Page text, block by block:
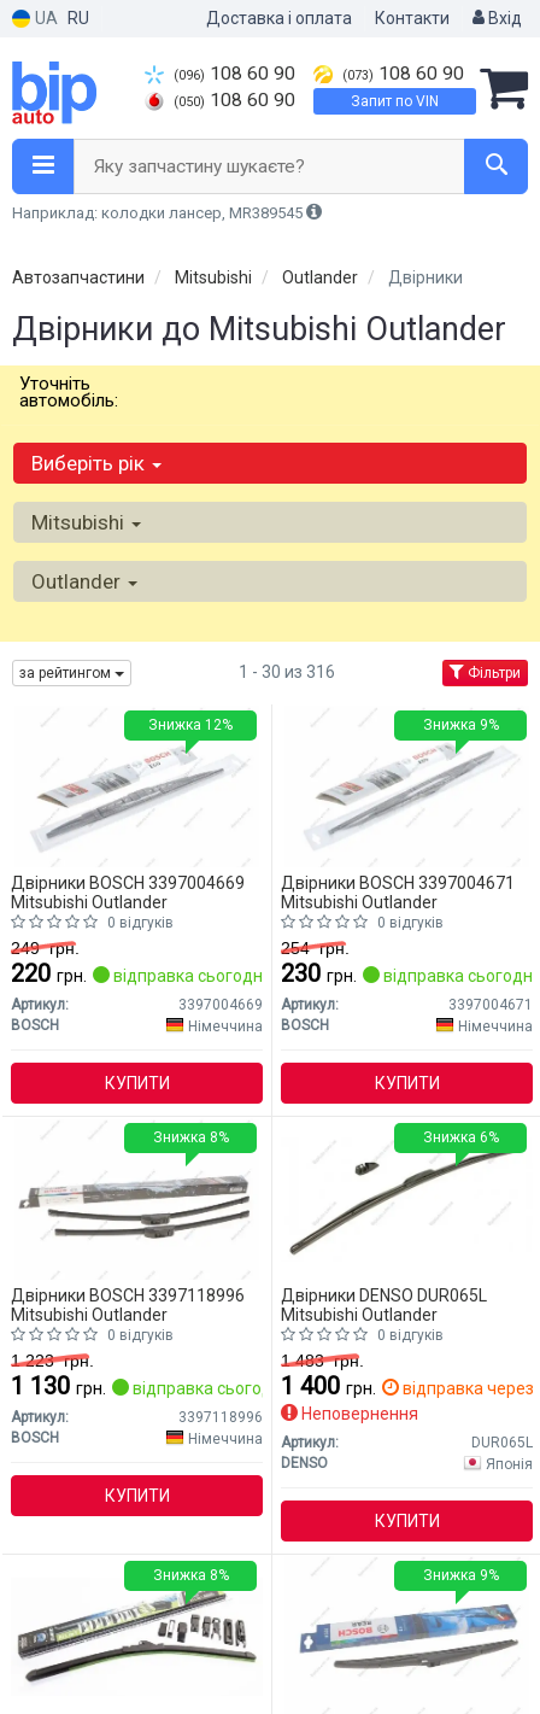
UA RU Доставка і оплата Контакти Вхід
(096) 108 60 90
(050) 108 60 90
(073) 108 60 90
Запит по VIN
Яку запчастину шукаєте?
Наприклад: колодки лансер, MR389545
Автозапчастини Mitsubishi Outlander Двірники
Двірники до Mitsubishi Outlander
Уточніть
автомобіль:
Виберіть рік
Mitsubishi
Outlander
за рейтингом 1 - 30 из 316 Фільтри
Двірники BOSCH 3397004669
Mitsubishi Outlander
0 відгуків
249грн.
220 грн. відправка сьогодні
Артикул:
3397004669
BOSCH
Німеччина
КУПИТИ
Знижка 12%
Двірники BOSCH 3397004671
Mitsubishi Outlander
0 відгуків
254грн.
230 грн. відправка сьогодні
Артикул:
3397004671
BOSCH
Німеччина
КУПИТИ
Знижка 9%
Двірники BOSCH 3397118996
Mitsubishi Outlander
0 відгуків
1 223грн.
1 130 грн. відправка сьогодні
Артикул:
3397118996
BOSCH
Німеччина
КУПИТИ
Знижка 8%
Двірники DENSO DUR065L
Mitsubishi Outlander
0 відгуків
1 483грн.
1 400 грн.
відправка через
Неповернення
Артикул:
DUR065L
DENSO
Японія
КУПИТИ
Знижка 6%
Знижка 8% Знижка 9%